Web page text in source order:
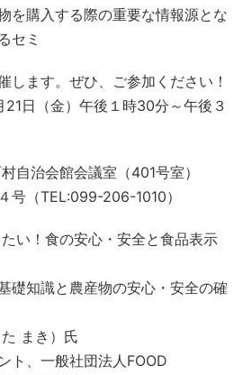
を購入する際の重要な情報源とな
セミ
します。ぜひ、ご参加ください！
日（金）午後１時30分～午後３
自治会館会議室（401号室）
号（TEL:099-206-1010）
い！食の安心・安全と食品表示
礎知識と農産物の安心・安全の確
まき）氏
ト、一般社団法人FOOD